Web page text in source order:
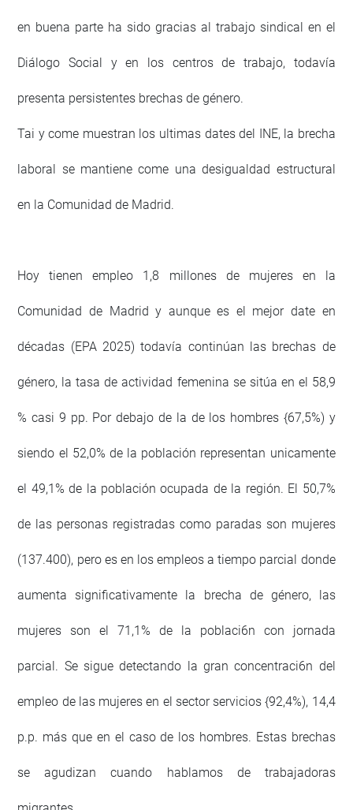
en buena parte ha sido gracias al trabajo sindical en el
Diálogo Social y en los centros de trabajo, todavía
presenta persistentes brechas de género.
Tai y come muestran los ultimas dates del INE, la brecha
laboral se mantiene come una desigualdad estructural
en la Comunidad de Madrid.
Hoy tienen empleo 1,8 millones de mujeres en la
Comunidad de Madrid y aunque es el mejor date en
décadas (EPA 2025) todavía continúan las brechas de
género, la tasa de actividad femenina se sitúa en el 58,9
% casi 9 pp. Por debajo de la de los hombres {67,5%) y
siendo el 52,0% de la población representan unicamente
el 49,1% de la población ocupada de la región. El 50,7%
de las personas registradas como paradas son mujeres
(137.400), pero es en los empleos a tiempo parcial donde
aumenta significativamente la brecha de género, las
mujeres son el 71,1% de la poblaci6n con jornada
parcial. Se sigue detectando la gran concentraci6n del
empleo de las mujeres en el sector servicios {92,4%), 14,4
p.p. más que en el caso de los hombres. Estas brechas
se agudizan cuando hablamos de trabajadoras